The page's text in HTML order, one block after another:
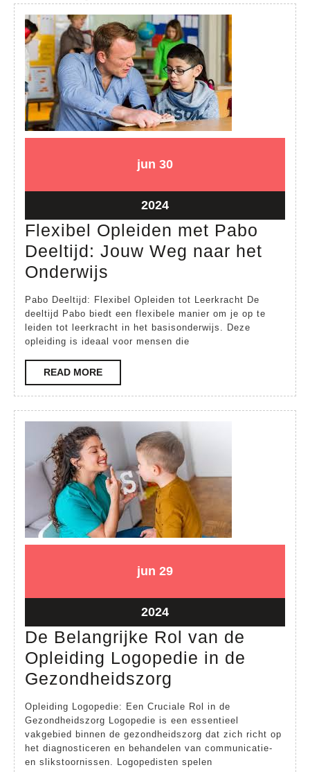
jun 30
2024
3030
202430
juni
Flexibel Opleiden met Pabo
Deeltijd: Jouw Weg naar het
Onderwijs
Opleiden
met
Pabo
Weg
naar
het
Onderwijs
Pabo Deeltijd: Flexibel Opleiden tot Leerkracht De
deeltijd Pabo biedt een flexibele manier om je op te
leiden tot leerkracht in het basisonderwijs. Deze
opleiding is ideaal voor mensen die
READ MOREREAD
MORE
jun 29
2024
2929
202429
juni
2024
De Belangrijke Rol van de
Opleiding Logopedie in de
Gezondheidszorg
Belangrijke
Rol
van
de
Opleiding Logopedie: Een Cruciale Rol in de
Gezondheidszorg Logopedie is een essentieel
vakgebied binnen de gezondheidszorg dat zich richt op
het diagnosticeren en behandelen van communicatie-
en slikstoornissen. Logopedisten spelen